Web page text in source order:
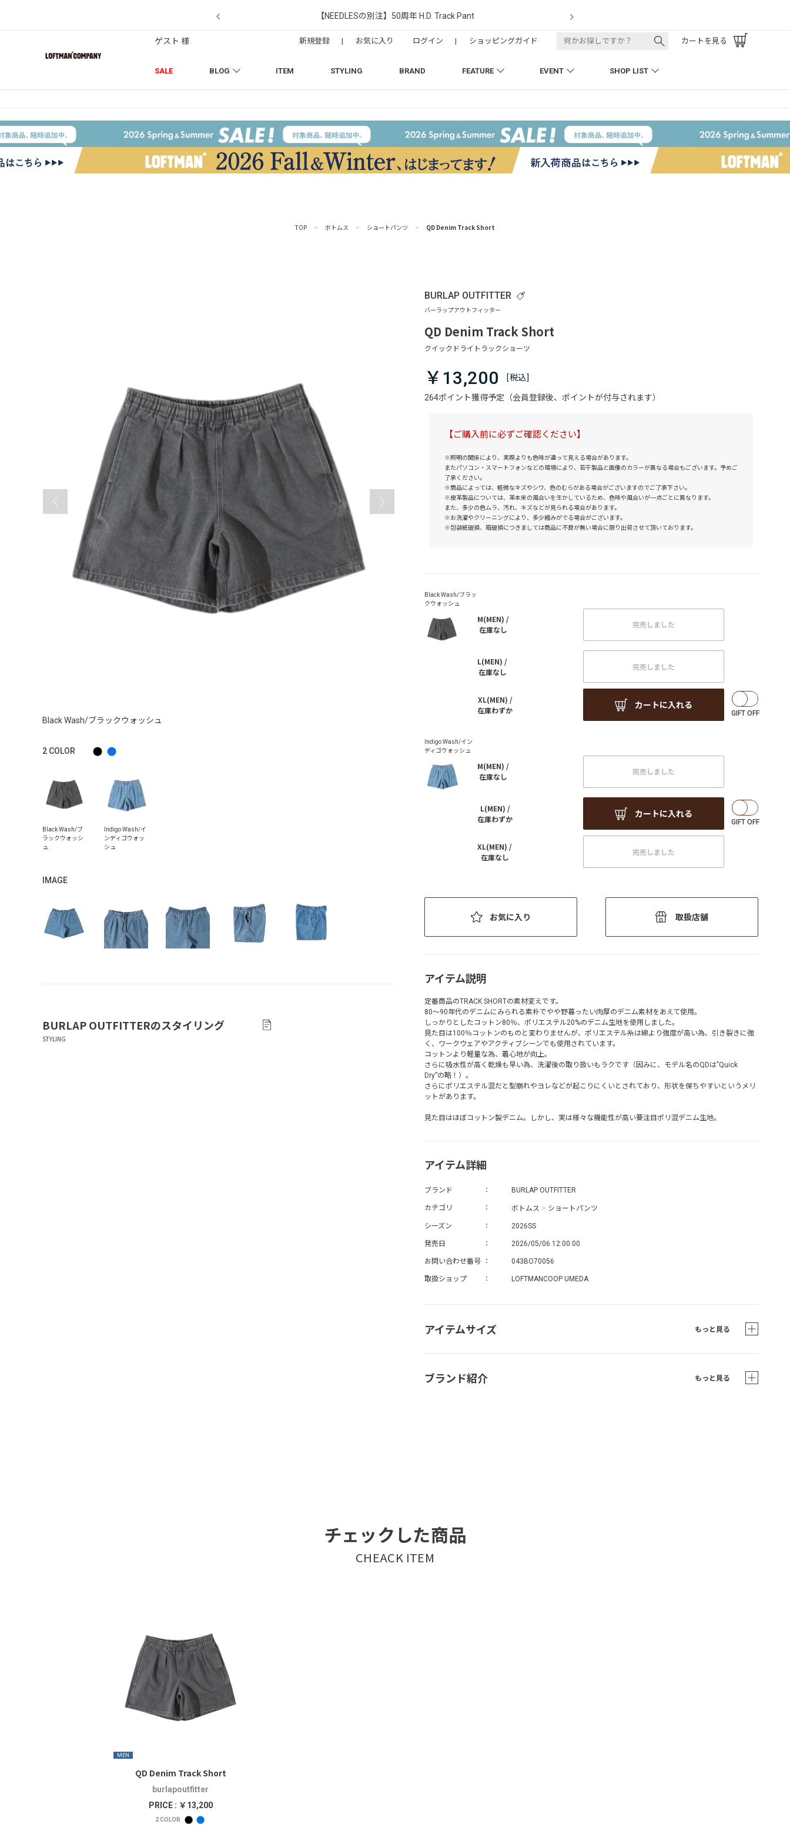
【NEEDLESの別注】50周年 H.D. Track Pant
SALE BLOG ITEM STYLING BRAND FEATURE EVENT SHOP LIST
ゲスト 様 新規登録 | お気に入り ログイン | ショッピングガイド カートを見る
TOP > ボトムス > ショートパンツ > QD Denim Track Short
Black Wash/ブラックウォッシュ
2 COLOR
IMAGE
BURLAP OUTFITTERのスタイリング
BURLAP OUTFITTER
QD Denim Track Short
264ポイント獲得予定（会員登録後、ポイントが付与されます）
￥13,200
【ご購入前に必ずご確認ください】
※照明の関係により、実際よりも色味が違って見える場合があります。
またパソコン・スマートフォンなどの環境により、若干製品と画像のカラーが異なる場合もございます。予めご
了承ください。
※商品によっては、軽微なキズやシワ、色のむらがある場合がございますのでご了承下さい。
※皮革製品については、革本来の風合いを生かしているため、色味や風合いが一点ごとに異なります。
また、多少の色ムラ、汚れ、キズなどが見られる場合があります。
※お洗濯やクリーニングにより、多少縮みがでる場合がございます。
※包装紙破損、箱破損につきましては商品に不良が無い場合に限り出荷させて頂いております。
M(MEN) /
在庫なし
完売しました
L(MEN) /
在庫なし
完売しました
XL(MEN) /
在庫わずか
カートに入れる
M(MEN) /
在庫なし
完売しました
L(MEN) /
在庫わずか
カートに入れる
XL(MEN) /
在庫なし
完売しました
お気に入り 取扱店舗
アイテム説明
定番商品のTRACK SHORTの素材変えです。
80～90年代のデニムにみられる素朴でやや野暮ったい肉厚のデニム素材をあえて使用。
しっかりとしたコットン80％、ポリエステル20%のデニム生地を使用しました。
見た目は100％コットンのものと変わりませんが、ポリエステル糸は綿より強度が高い為、引き裂きに強
く、ワークウェアやアクティブシーンでも使用されています。
コットンより軽量な為、着心地が向上。
さらに吸水性が高く乾燥も早い為、洗濯後の取り扱いもラクです（因みに、モデル名のQDは”Quick
Dry”の略！）。
さらにポリエステル混だと型崩れやヨレなどが起こりにくいとされており、形状を保ちやすいというメリ
ットがあります。
見た目はほぼコットン製デニム。しかし、実は様々な機能性が高い要注目ポリ混デニム生地。
アイテム詳細
ブランド BURLAP OUTFITTER
カテゴリ ボトムス > ショートパンツ
シーズン 2026SS
発売日 2026/05/06 12:00:00
お問い合わせ番号 043BO70056
取扱ショップ LOFTMANCOOP UMEDA
アイテムサイズ もっと見る
ブランド紹介 もっと見る
チェックした商品
MEN
QD Denim Track Short
burlapoutfitter
PRICE : ￥13,200
2COLOR